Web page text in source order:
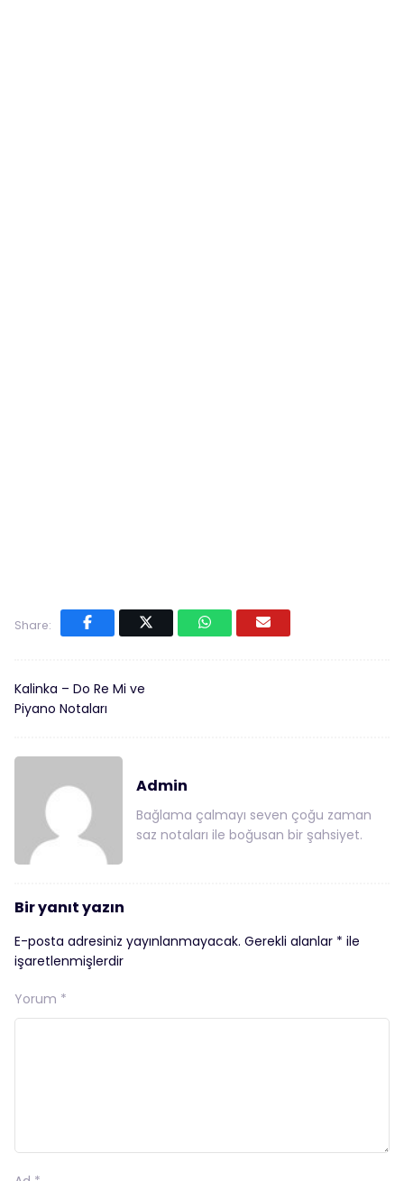
Share:
Kalinka – Do Re Mi ve
Piyano Notaları
Admin
Bağlama çalmayı seven çoğu zaman
saz notaları ile boğusan bir şahsiyet.
Bir yanıt yazın
E-posta adresiniz yayınlanmayacak. Gerekli alanlar * ile
işaretlenmişlerdir
Yorum *